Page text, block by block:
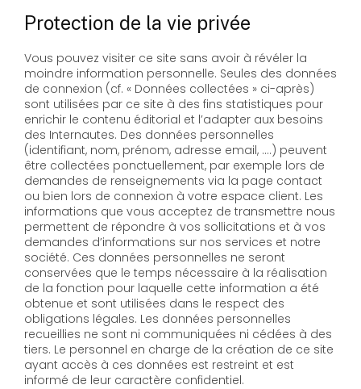
Protection de la vie privée
Vous pouvez visiter ce site sans avoir à révéler la
moindre information personnelle. Seules des données
de connexion (cf. « Données collectées » ci-après)
sont utilisées par ce site à des fins statistiques pour
enrichir le contenu éditorial et l’adapter aux besoins
des Internautes. Des données personnelles
(identifiant, nom, prénom, adresse email, ….) peuvent
être collectées ponctuellement, par exemple lors de
demandes de renseignements via la page contact
ou bien lors de connexion à votre espace client. Les
informations que vous acceptez de transmettre nous
permettent de répondre à vos sollicitations et à vos
demandes d’informations sur nos services et notre
société. Ces données personnelles ne seront
conservées que le temps nécessaire à la réalisation
de la fonction pour laquelle cette information a été
obtenue et sont utilisées dans le respect des
obligations légales. Les données personnelles
recueillies ne sont ni communiquées ni cédées à des
tiers. Le personnel en charge de la création de ce site
ayant accès à ces données est restreint et est
informé de leur caractère confidentiel.